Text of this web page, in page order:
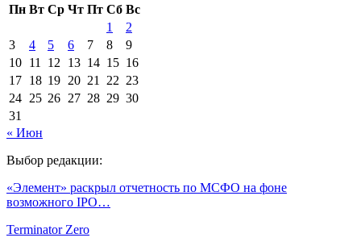
Пн Вт Ср Чт Пт Сб Вс
1
2
3
4 5 6 7 8
9
10 11 12 13 14 15 16
17 18 19 20 21 22 23
24 25 26 27 28 29 30
31
« Июн
Выбор редакции:
«Элемент» раскрыл отчетность по МСФО на фоне
возможного IPO…
Terminator Zero